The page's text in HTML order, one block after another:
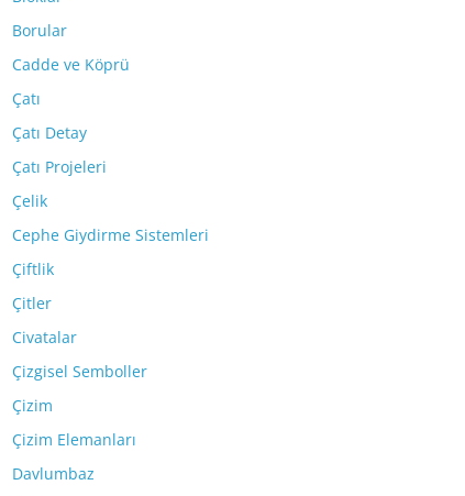
Borular
Cadde ve Köprü
Çatı
Çatı Detay
Çatı Projeleri
Çelik
Cephe Giydirme Sistemleri
Çiftlik
Çitler
Civatalar
Çizgisel Semboller
Çizim
Çizim Elemanları
Davlumbaz